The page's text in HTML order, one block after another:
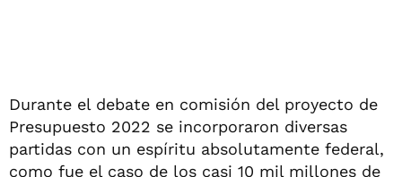
Durante el debate en comisión del proyecto de
Presupuesto 2022 se incorporaron diversas
partidas con un espíritu absolutamente federal,
como fue el caso de los casi 10 mil millones de